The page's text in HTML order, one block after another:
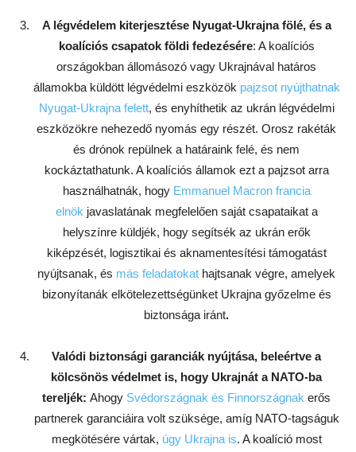
A légvédelem kiterjesztése Nyugat-Ukrajna fölé, és a
koalíciós csapatok földi fedezésére: A koalíciós
országokban állomásozó vagy Ukrajnával határos
államokba küldött légvédelmi eszközök pajzsot nyújthatnak
Nyugat-Ukrajna felett, és enyhíthetik az ukrán légvédelmi
eszközökre nehezedő nyomás egy részét. Orosz rakéták
és drónok repülnek a határaink felé, és nem
kockáztathatunk. A koalíciós államok ezt a pajzsot arra
használhatnák, hogy Emmanuel Macron francia
elnök javaslatának megfelelően saját csapataikat a
helyszínre küldjék, hogy segítsék az ukrán erők
kiképzését, logisztikai és aknamentesítési támogatást
nyújtsanak, és más feladatokat hajtsanak végre, amelyek
bizonyítanák elkötelezettségünket Ukrajna győzelme és
biztonsága iránt.
Valódi biztonsági garanciák nyújtása, beleértve a
kölcsönös védelmet is, hogy Ukrajnát a NATO-ba
tereljék: Ahogy Svédországnak és Finnországnak erős
partnerek garanciáira volt szüksége, amíg NATO-tagságuk
megkötésére vártak, úgy Ukrajna is. A koalíció most